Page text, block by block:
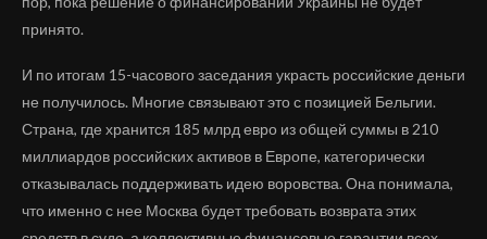
принято.
И по итогам 15-часового заседания украсть российские деньги
не получилось. Многие связывают это с позицией Бельгии.
Страна, где хранится 185 млрд евро из общей суммы в 210
миллиардов российских активов в Европе, категорически
отказывалась поддерживать идею воровства. Она понимала,
что именно с нее Москва будет требовать возврата этих